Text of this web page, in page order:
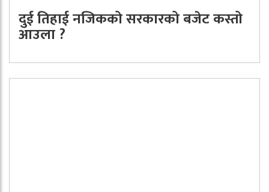
दुई तिहाई नजिकको सरकारको बजेट कस्तो
आउला ?